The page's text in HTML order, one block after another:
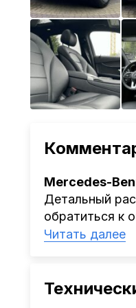
Mercedes-
Детальный
обратиться к
Наша компания
проверка
растаможке.
Читать далее